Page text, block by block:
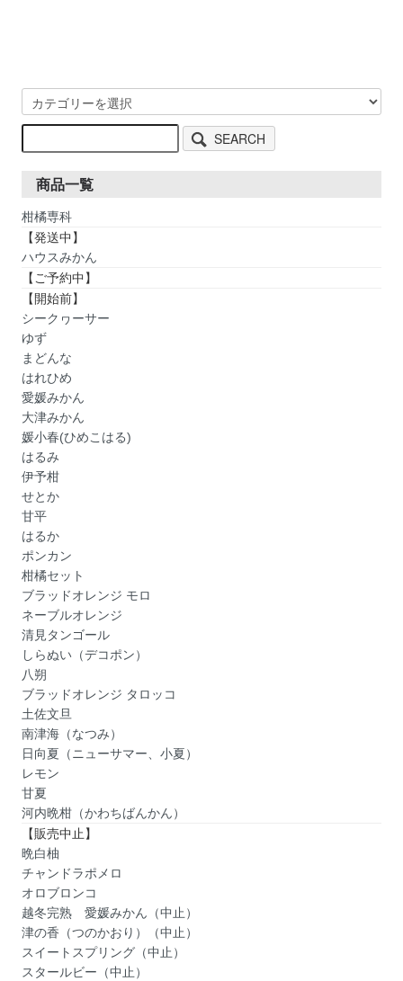
SEARCH
商品一覧
柑橘専科
【発送中】
ハウスみかん
【ご予約中】
【開始前】
シークヮーサー
ゆず
まどんな
はれひめ
愛媛みかん
大津みかん
媛小春(ひめこはる)
はるみ
伊予柑
せとか
甘平
はるか
ポンカン
柑橘セット
ブラッドオレンジ モロ
ネーブルオレンジ
清見タンゴール
しらぬい（デコポン）
八朔
ブラッドオレンジ タロッコ
土佐文旦
南津海（なつみ）
日向夏（ニューサマー、小夏）
レモン
甘夏
河内晩柑（かわちばんかん）
【販売中止】
晩白柚
チャンドラポメロ
オロブロンコ
越冬完熟 愛媛みかん（中止）
津の香（つのかおり）（中止）
スイートスプリング（中止）
スタールビー（中止）